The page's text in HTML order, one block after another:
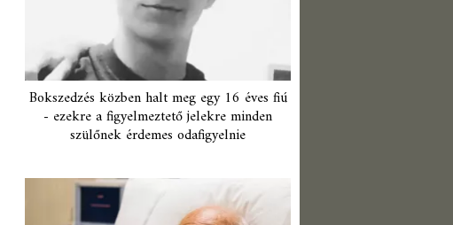
Bokszedzés közben halt meg egy 16 éves fiú
- ezekre a figyelmeztető jelekre minden
szülőnek érdemes odafigyelnie